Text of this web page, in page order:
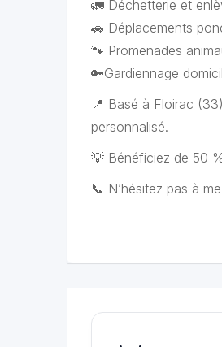
🚛 Déchetterie et
🚗 Déplacements
🐾 Promenades
🔑Gardiennage
📍 Basé à Floirac
personnalisé.
💡 Bénéficiez de 50
📞 N’hésitez pas à